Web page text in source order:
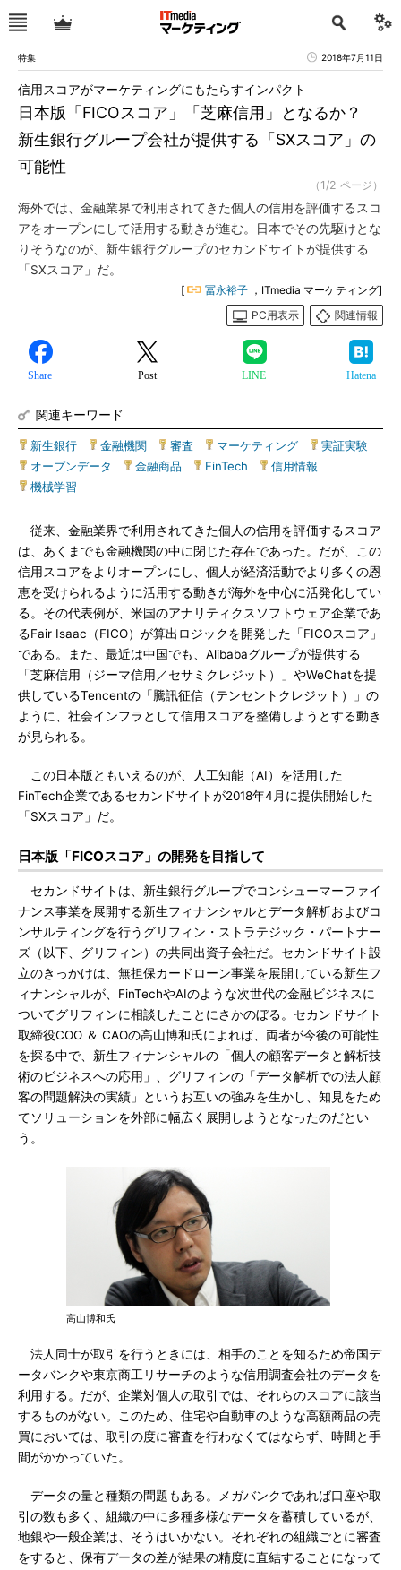
特集 2018年7月11日
日本版「FICOスコア」「芝麻信用」となるか？
新生銀行グループ会社が提供する「SXスコア」の
可能性
信用スコアがマーケティングにもたらすインパクト
（1/2 ページ）
海外では、金融業界で利用されてきた個人の信用を評価するスコ
アをオープンにして活用する動きが進む。日本でその先駆けとな
りそうなのが、新生銀行グループのセカンドサイトが提供する
「SXスコア」だ。
[ 冨永裕子 ，ITmedia マーケティング]
PC用表示
関連情報
Share Post LINE Hatena
関連キーワード
新生銀行 金融機関 審査 マーケティング 実証実験
オープンデータ
金融商品 FinTech 信用情報
機械学習
従来、金融業界で利用されてきた個人の信用を評価するスコア
は、あくまでも金融機関の中に閉じた存在であった。だが、この
信用スコアをよりオープンにし、個人が経済活動でより多くの恩
恵を受けられるように活用する動きが海外を中心に活発化してい
る。その代表例が、米国のアナリティクスソフトウェア企業であ
るFair Isaac（FICO）が算出ロジックを開発した「FICOスコア」
である。また、最近は中国でも、Alibabaグループが提供する
「芝麻信用（ジーマ信用／セサミクレジット）」やWeChatを提
供しているTencentの「騰訊征信（テンセントクレジット）」の
ように、社会インフラとして信用スコアを整備しようとする動き
が見られる。
この日本版ともいえるのが、人工知能（AI）を活用した
FinTech企業であるセカンドサイトが2018年4月に提供開始した
「SXスコア」だ。
日本版「FICOスコア」の開発を目指して
セカンドサイトは、新生銀行グループでコンシューマーファイ
ナンス事業を展開する新生フィナンシャルとデータ解析およびコ
ンサルティングを行うグリフィン・ストラテジック・パートナー
ズ（以下、グリフィン）の共同出資子会社だ。セカンドサイト設
立のきっかけは、無担保カードローン事業を展開している新生フ
ィナンシャルが、FinTechやAIのような次世代の金融ビジネスに
ついてグリフィンに相談したことにさかのぼる。セカンドサイト
取締役COO ＆ CAOの高山博和氏によれば、両者が今後の可能性
を探る中で、新生フィナンシャルの「個人の顧客データと解析技
術のビジネスへの応用」、グリフィンの「データ解析での法人顧
客の問題解決の実績」というお互いの強みを生かし、知見をため
てソリューションを外部に幅広く展開しようとなったのだとい
う。
高山博和氏
法人同士が取引を行うときには、相手のことを知るため帝国デ
ータバンクや東京商工リサーチのような信用調査会社のデータを
利用する。だが、企業対個人の取引では、それらのスコアに該当
するものがない。このため、住宅や自動車のような高額商品の売
買においては、取引の度に審査を行わなくてはならず、時間と手
間がかかっていた。
データの量と種類の問題もある。メガバンクであれば口座や取
引の数も多く、組織の中に多種多様なデータを蓄積しているが、
地銀や一般企業は、そうはいかない。それぞれの組織ごとに審査
をすると、保有データの差が結果の精度に直結することになって